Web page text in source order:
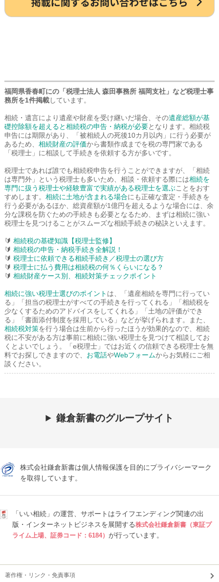
福岡県香春町にの「税理士法人 森田事務所 福岡支社」など税理士事
務所を1件掲載しています。
相続・遺言により遺産や財産を受け継いだ場合、その遺産総額が基
礎控除額を超えると相続税の申告・納税が必要となります。相続税
申告には期限があり、「被相続人の死後10カ月以内」に行う必要が
あるため、 相続財産の評価から書類作成までを税の専門家である
「税理士」に相談して手続きを依頼する方が多いです。
税理士であれば誰でも相続税申告を行うことができますが、「相続
は専門外」という税理士も多いため、相談・依頼する際には相続を
専門に扱う税理士や経験豊富で実績がある税理士を選ぶことをおす
すめします。 相続に土地が含まれる場合にも正確な査定・手続きを
行う必要があるほか、総資産額が1億円を超えるような場合には、余
分な課税を防ぐための手続きも必要となるため、まずは相続に強い
税理士を見つけることがスムーズな相続手続きの秘訣といえます。
🔰 相続税の基礎知識【税理士監修】
🔰 相続税の申告・納税手続き全解説！
🔰 税理士に依頼できる相続手続き／税理士の選び方
🔰 税理士に払う費用は相続税の何％くらいになる？
🔰 相続財産ケース別、相続対策チェックポイント
相続に強い税理士選びのポイント は、「遺産相続を専門に行ってい
る」「担当の税理士がすべての手続きを行ってくれる」「相続税を
少なくするためのアドバイスをしてくれる」「土地の評価ができ
る」「書面添付制度を採用している」などが挙げられます。また、
相続税対策を行う場合は生前から行ったほうが効果的なので、相続
税に不安がある方は事前に相続に強い税理士を見つけて相談してお
くとよいでしょう。「e税理士」ではお近くの信頼できる税理士を無
料でお探しできますので、 お電話やWebフォームからお気軽にご相
談ください。
鎌倉新書のグループサイト
株式会社鎌倉新書は個人情報保護を目的にプライバシーマーク
を取得しています。
「いい相続」の運営、サポートはライフエンディング関連の出
版・インターネットビジネスを展開する株式会社鎌倉新書（東証プ
ライム上場、証券コード：6184） が行っています。
著作権・リンク・免責事項